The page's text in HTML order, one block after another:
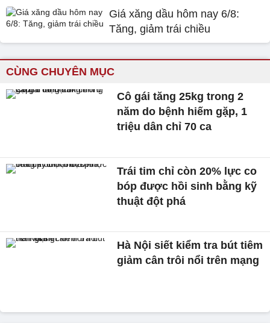
Giá xăng dầu hôm nay 6/8:
Tăng, giảm trái chiều
CÙNG CHUYÊN MỤC
Cô gái tăng 25kg trong 2
năm do bệnh hiếm gặp, 1
triệu dân chỉ 70 ca
Trái tim chỉ còn 20% lực co
bóp được hồi sinh bằng kỹ
thuật đột phá
Hà Nội siết kiểm tra bút tiêm
giảm cân trôi nổi trên mạng